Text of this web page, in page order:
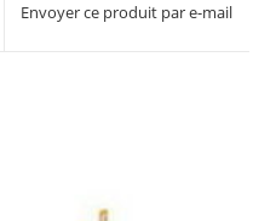
Envoyer ce produit par e-mail